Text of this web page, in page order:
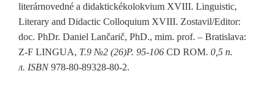
literárnovedné a didaktickékolokvium XVIII. Linguistic,
Literary and Didactic Colloquium XVIII. Zostavil/Editor:
doc. PhDr. Daniel Lančarič, PhD., mim. prof. – Bratislava:
Z-F LINGUA, Т.9 №2 (26)P. 95-106 CD ROM. 0,5 п.
л. ISBN978-80-89328-80-2.